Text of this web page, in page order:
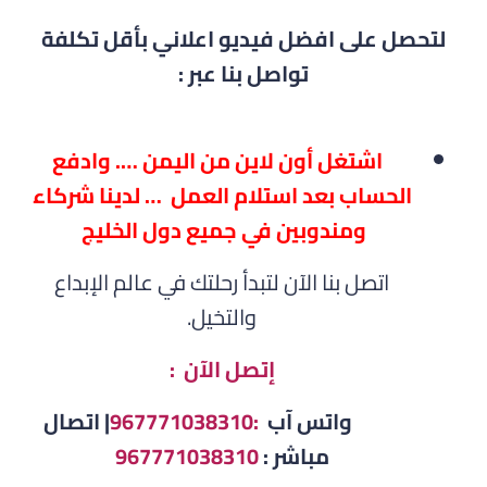
لتحصل على افضل فيديو اعلاني بأقل تكلفة
تواصل بنا عبر :
اشتغل أون لاين من اليمن …. وادفع
الحساب بعد استلام العمل … لدينا شركاء
ومندوبين في جميع دول الخليج
اتصل بنا الآن لتبدأ رحلتك في عالم الإبداع
والتخيل.
إتصل الآن :
واتس آب :967771038310
| اتصال
مباشر :967771038310